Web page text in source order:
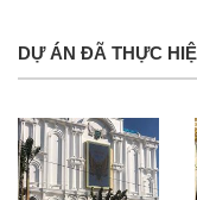
DỰ ÁN ĐÃ THỰC